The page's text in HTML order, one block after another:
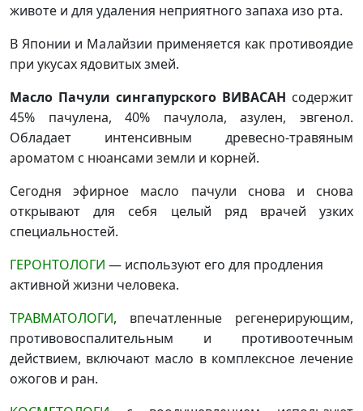
животе и для удаления неприятного запаха изо рта.
В Японии и Малайзии применяется как противоядие
при укусах ядовитых змей.
Масло Пачули сингапурского ВИВАСАН содержит
45% пачулена, 40% пачулола, азулен, эвгенол.
Обладает интенсивным древесно-травяным
ароматом с нюансами земли и корней.
Сегодня эфирное масло пачули снова и снова
открывают для себя целый ряд врачей узких
специальностей.
ГЕРОНТОЛОГИ — используют его для продления
активной жизни человека.
ТРАВМАТОЛОГИ, впечатленные регенерирующим,
противовоспалительным и противоотечным
действием, включают масло в комплексное лечение
ожогов и ран.